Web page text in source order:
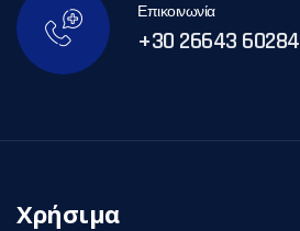
Επικοινωνία
+30 26643 60284
Χρήσιμα